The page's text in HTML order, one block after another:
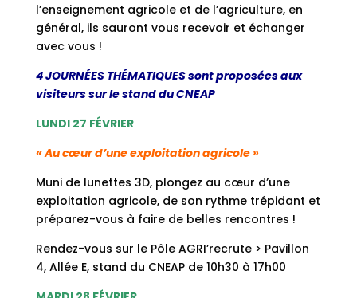
l’enseignement agricole et de l’agriculture, en
général, ils sauront vous recevoir et échanger
avec vous !
4 JOURNÉES THÉMATIQUES sont proposées aux
visiteurs sur le stand du CNEAP
LUNDI 27 FÉVRIER
« Au cœur d’une exploitation agricole »
Muni de lunettes 3D, plongez au cœur d’une
exploitation agricole, de son rythme trépidant et
préparez-vous à faire de belles rencontres !
Rendez-vous sur le Pôle AGRI’recrute > Pavillon
4, Allée E, stand du CNEAP de 10h30 à 17h00